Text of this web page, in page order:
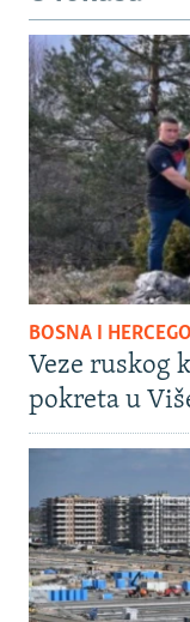
BOSNA I
Veze ruskog
pokreta u